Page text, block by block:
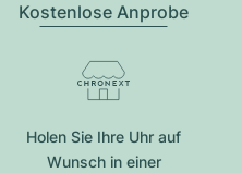
Kostenlose Anprobe
Holen Sie Ihre Uhr auf
Wunsch in einer